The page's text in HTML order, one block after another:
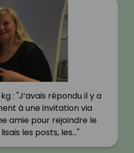
: "J’avais répondu il y a
à une invitation via
amie pour rejoindre le
les posts, les…"